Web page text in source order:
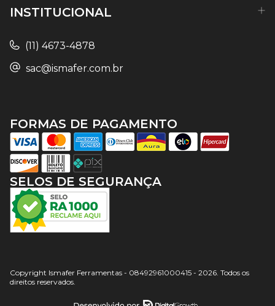
INSTITUCIONAL
(11) 4673-4878
sac@ismafer.com.br
SELOS DE SEGURANÇA
FORMAS DE PAGAMENTO
Copyright Ismafer Ferramentas - 08492961000415 - 2026. Todos os
direitos reservados.